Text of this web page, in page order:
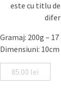
este cu titlu
Gramaj: 200g –
Dimensiuni: 10cm
85.00 lei